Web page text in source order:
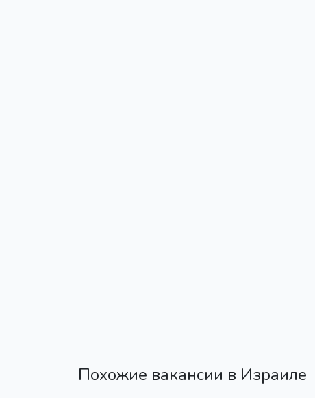
Похожие вакансии в Израиле